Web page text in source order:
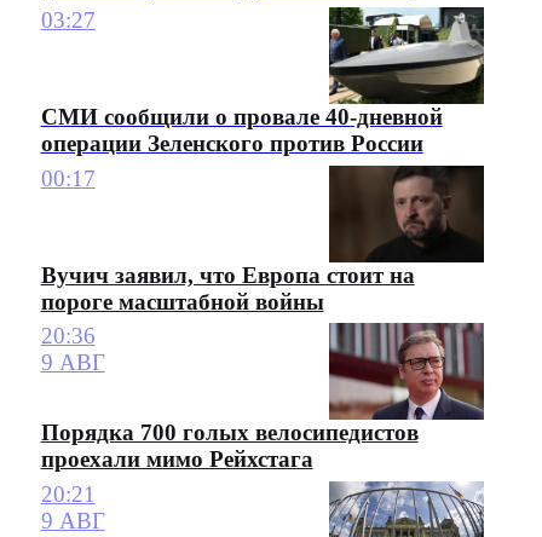
03:27
СМИ сообщили о провале 40-дневной
операции Зеленского против России
00:17
Вучич заявил, что Европа стоит на
пороге масштабной войны
20:36
9 АВГ
Порядка 700 голых велосипедистов
проехали мимо Рейхстага
20:21
9 АВГ